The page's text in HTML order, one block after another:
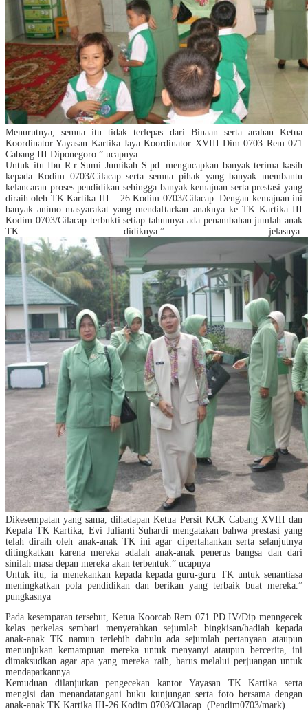
Menurutnya, semua itu tidak terlepas dari Binaan serta arahan Ketua
Koordinator Yayasan Kartika Jaya Koordinator XVIII Dim 0703 Rem 071
Cabang III Diponegoro.” ucapnya
Untuk itu Ibu R.r Sumi Jumikah S.pd. mengucapkan banyak terima kasih
kepada Kodim 0703/Cilacap serta semua pihak yang banyak membantu
kelancaran proses pendidikan sehingga banyak kemajuan serta prestasi yang
diraih oleh TK Kartika III – 26 Kodim 0703/Cilacap. Dengan kemajuan ini
banyak animo masyarakat yang mendaftarkan anaknya ke TK Kartika III
Kodim 0703/Cilacap terbukti setiap tahunnya ada penambahan jumlah anak
TK didiknya.” jelasnya.
Dikesempatan yang sama, dihadapan Ketua Persit KCK Cabang XVIII dan
Kepala TK Kartika, Evi Julianti Suhardi mengatakan bahwa prestasi yang
telah diraih oleh anak-anak TK ini agar dipertahankan serta selanjutnya
ditingkatkan karena mereka adalah anak-anak penerus bangsa dan dari
sinilah masa depan mereka akan terbentuk.” ucapnya
Untuk itu, ia menekankan kepada kepada guru-guru TK untuk senantiasa
meningkatkan pola pendidikan dan berikan yang terbaik buat mereka.”
pungkasnya
Pada kesemparan tersebut, Ketua Koorcab Rem 071 PD IV/Dip menngecek
kelas perkelas sembari menyerahkan sejumlah bingkisan/hadiah kepada
anak-anak TK namun terlebih dahulu ada sejumlah pertanyaan ataupun
menunjukan kemampuan mereka untuk menyanyi ataupun bercerita, ini
dimaksudkan agar apa yang mereka raih, harus melalui perjuangan untuk
mendapatkannya.
Kemuduan dilanjutkan pengecekan kantor Yayasan TK Kartika serta
mengisi dan menandatangani buku kunjungan serta foto bersama dengan
anak-anak TK Kartika III-26 Kodim 0703/Cilacap. (Pendim0703/mark)